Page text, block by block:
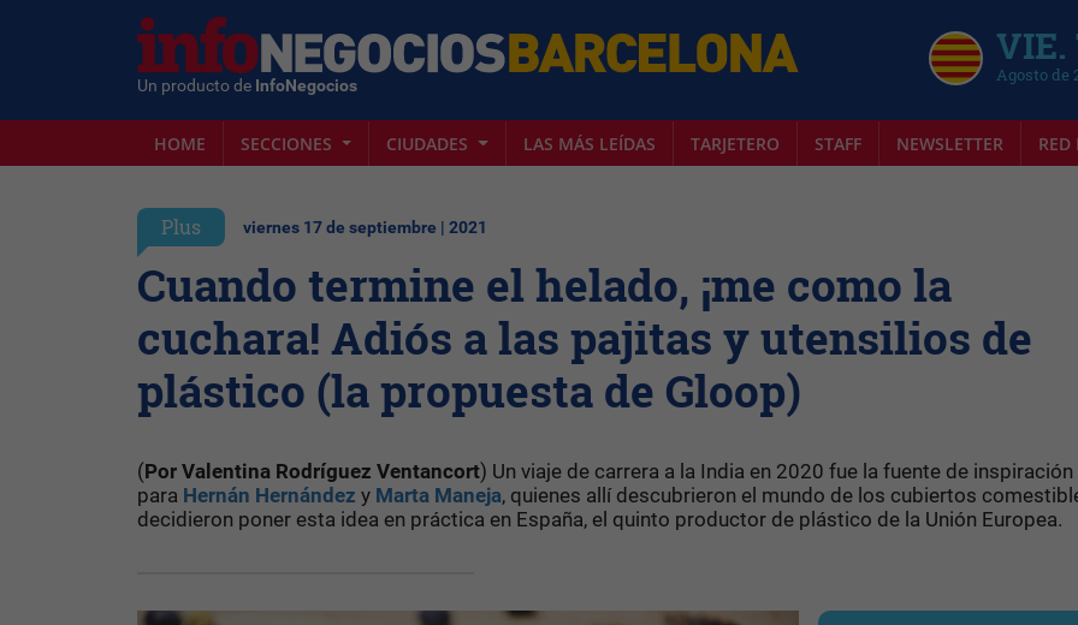
Un producto de InfoNegocios
VIE.
Agosto de
HOME SECCIONES CIUDADES LAS MÁS LEÍDAS TARJETERO STAFF NEWSLETTER
Plus viernes 17 de septiembre | 2021
Cuando termine el helado, ¡me como la
cuchara! Adiós a las pajitas y utensilios de
plástico (la propuesta de Gloop)
(Por Valentina Rodríguez Ventancort) Un viaje de carrera a la India en 2020 fue la fuente de inspiración
para Hernán Hernández y Marta Maneja, quienes allí descubrieron el mundo de los cubiertos
decidieron poner esta idea en práctica en España, el quinto productor de plástico de la Unión Europea.